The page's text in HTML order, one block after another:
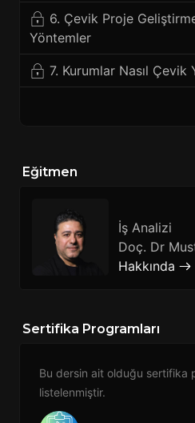
6. Çevik Proje
Yöntemler
7. Kurumlar Nasıl Çevik
Eğitmen
İş Analizi
Doç. Dr
Hakkında
Sertifika Programları
Bu dersin ait olduğu sertifika
listelenmiştir.